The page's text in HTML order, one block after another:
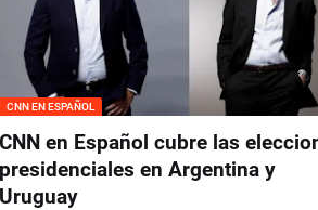
CNN EN ESPAÑOL
CNN en Español cubre las
presidenciales en Argentina y
Uruguay